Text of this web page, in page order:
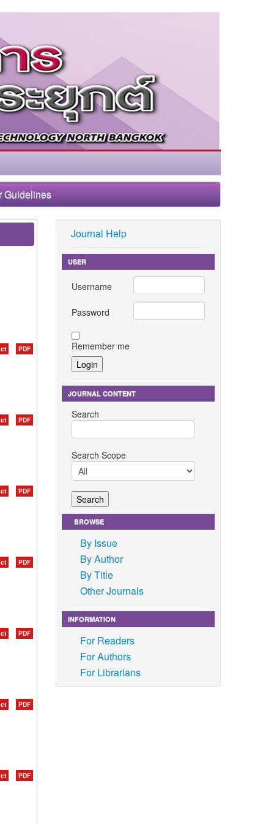
Guidelines
PDF
PDF
PDF
PDF
PDF
PDF
PDF
Journal Help
USER
Username
Password
Remember me
JOURNAL CONTENT
Search
Search Scope
BROWSE
By Issue
By Author
By Title
Other Journals
INFORMATION
For Readers
For Authors
For Librarians